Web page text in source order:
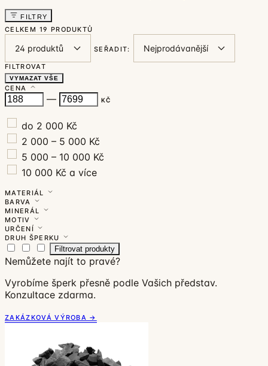
FILTRY
CELKEM 19 PRODUKTŮ
SEŘADIT:
FILTROVAT
VYMAZAT VŠE
CENA
— KČ
do 2 000 Kč
2 000 – 5 000 Kč
5 000 – 10 000 Kč
10 000 Kč a více
MATERIÁL
BARVA
MINERÁL
MOTIV
URČENÍ
DRUH ŠPERKU
Filtrovat produkty
Nemůžete najít to pravé?
Vyrobíme šperk přesně podle Vašich představ.
Konzultace zdarma.
ZAKÁZKOVÁ VÝROBA →